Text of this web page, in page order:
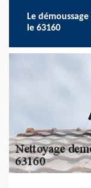
Le
le 63160